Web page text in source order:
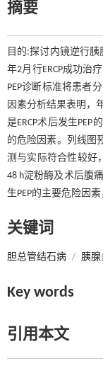
摘要
目的:探讨内镜逆行胰
年2月行ERCP成功治
PEP诊断标准将患者
因素分析结果表明，
是ERCP术后发生
的危险因素。列线图
测与实际符合性较好
48 h淀粉酶及术后腹
生PEP的主要危险因
关键词
胆总管结石病 / 胰腺
Key words
引用本文